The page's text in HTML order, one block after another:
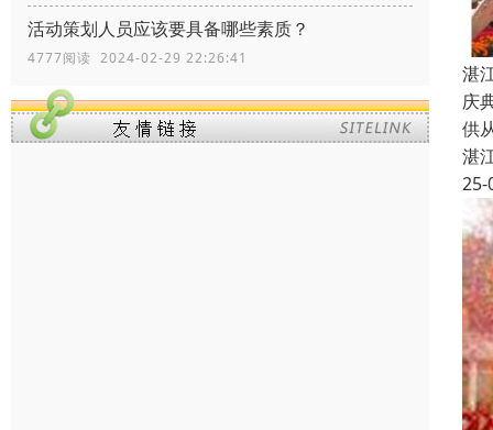
活动策划人员应该要具备哪些素质？
4777阅读 2024-02-29 22:26:41
湛
庆
供
湛
25-